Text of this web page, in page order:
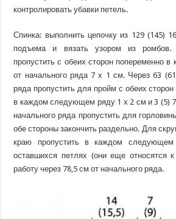
контролировать убавки петель.
Спинка: выполнить цепочку из 129 (145)
подъема и вязать узором из ромбов.
пропустить с обеих сторон попеременно
от начального ряда 7 х 1 см. Через 63
ряда пропустить для пройм с обеих
в каждом следующем ряду 1 х 2 см и 3 (5)
начального ряда пропустить для
обе стороны закончить раздельно. Для
краю пропустить в каждом
оставшихся петлях (они еще относятся к
работу через 78,5 см от начального ряда.